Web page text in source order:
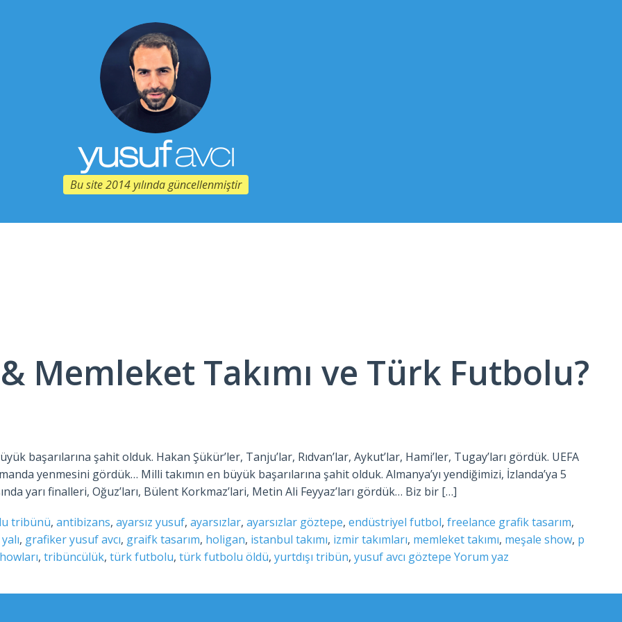
Bu site 2014 yılında güncellenmiştir
Memleket Takımı ve Türk Futbolu?
başarılarına şahit olduk. Hakan Şükür’ler, Tanju’lar, Rıdvan’lar, Aykut’lar, Hami’ler, Tugay’ları gördük. UEFA
yenmesini gördük… Milli takımın en büyük başarılarına şahit olduk. Almanya’yı yendiğimizi, İzlanda’ya 5
yarı finalleri, Oğuz’ları, Bülent Korkmaz’lari, Metin Ali Feyyaz’ları gördük… Biz bir […]
tribünü,antibizans,ayarsız yusuf,ayarsızlar,ayarsızlar göztepe,endüstriyel futbol,freelance grafik tasarım,
, grafiker yusuf avcı, graifk tasarım, holigan, istanbul takımı, izmir takımları, memleket takımı, meşale show, p
,tribüncülük,türk futbolu,türk futbolu öldü,yurtdışı tribün,yusuf avcı göztepe Yorum yaz